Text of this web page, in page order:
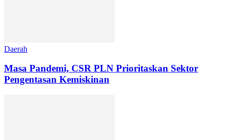
Daerah
Masa Pandemi, CSR PLN Prioritaskan Sektor
Pengentasan Kemiskinan